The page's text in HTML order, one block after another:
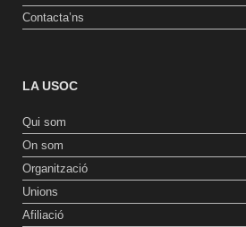
Contacta’ns
LA USOC
Qui som
On som
Organització
Unions
Afiliació